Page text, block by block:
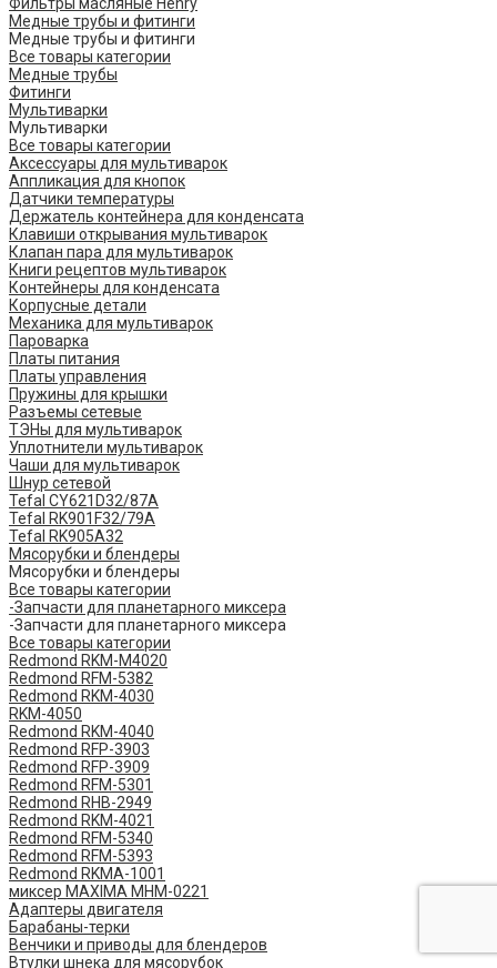
Медные трубы и фитинги
Медные трубы и фитинги
Все товары категории
Медные трубы
Фитинги
Мультиварки
Мультиварки
Все товары категории
Аксессуары для мультиварок
Аппликация для кнопок
Датчики температуры
Держатель контейнера для конденсата
Клавиши открывания мультиварок
Клапан пара для мультиварок
Книги рецептов мультиварок
Контейнеры для конденсата
Корпусные детали
Механика для мультиварок
Пароварка
Платы питания
Платы управления
Пружины для крышки
Разъемы сетевые
ТЭНы для мультиварок
Уплотнители мультиварок
Чаши для мультиварок
Шнур сетевой
Tefal CY621D32/87A
Tefal RK901F32/79A
Tefal RK905A32
Мясорубки и блендеры
Мясорубки и блендеры
Все товары категории
-Запчасти для планетарного миксера
-Запчасти для планетарного миксера
Все товары категории
Redmond RKM-M4020
Redmond RFM-5382
Redmond RKM-4030
RKM-4050
Redmond RKM-4040
Redmond RFP-3903
Redmond RFP-3909
Redmond RFM-5301
Redmond RHB-2949
Redmond RKM-4021
Redmond RFM-5340
Redmond RFM-5393
Redmond RKMA-1001
миксер MAXIMA MHM-0221
Адаптеры двигателя
Барабаны-терки
Венчики и приводы для блендеров
Втулки шнека для мясорубок